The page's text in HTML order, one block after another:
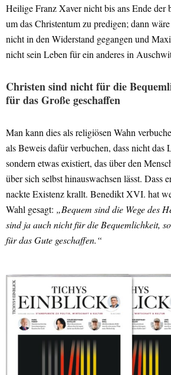
Heilige Franz Xaver nicht bis ans Ende der
um das Christentum zu predigen; dann
nicht in den Widerstand gegangen und
nicht sein Leben für ein anderes in
Christen sind nicht für die
für das Große geschaffen
Man kann dies als religiösen Wahn
als Beweis dafür verbuchen, dass nicht das
sondern etwas existiert, das über den
über sich selbst hinauswachsen lässt. Dass
nackte Existenz krallt. Benedikt XVI. hat
Wahl gesagt: „Bequem sind die Wege des
sind ja auch nicht für die Bequemlichkeit,
für das Gute geschaffen.“